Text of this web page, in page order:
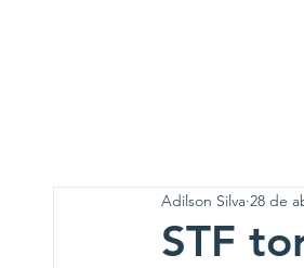
STF
Adilson Silva 28 de